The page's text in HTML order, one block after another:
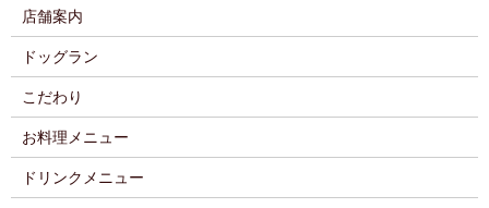
店舗案内
ドッグラン
こだわり
お料理メニュー
ドリンクメニュー